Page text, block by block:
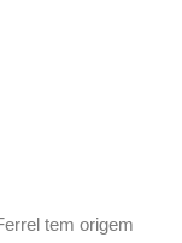
tem origem